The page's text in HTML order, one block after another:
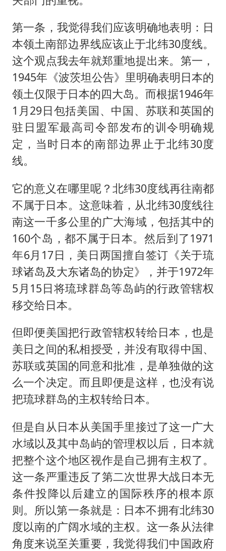
第一条，我觉得我们应该明确地表明：日
本领土南部边界线应该止于北纬30度线。
这个观点我去年就郑重地提出来。第一，
1945年《波茨坦公告》里明确表明日本的
领土仅限于日本的四大岛。而根据1946年
1月29日包括美国、中国、苏联和英国的
驻日盟军最高司令部发布的训令明确规
定，当时日本的南部边界止于北纬30度
线。
它的意义在哪里呢？北纬30度线再往南都
不属于日本。这意味着，从北纬30度线往
南这一千多公里的广大海域，包括其中的
160个岛，都不属于日本。然后到了1971
年6月17日，美日两国擅自签订《关于琉
球诸岛及大东诸岛的协定》，并于1972年
5月15日将琉球群岛等岛屿的行政管辖权
移交给日本。
但即便美国把行政管辖权转给日本，也是
美日之间的私相授受，并没有取得中国、
苏联或英国的同意和批准，是单独做的这
么一个决定。而且即便是这样，也没有说
把琉球群岛的主权转给日本。
但是自从日本从美国手里接过了这一广大
水域以及其中岛屿的管理权以后，日本就
把整个这个地区视作是自己拥有主权了。
这一条严重违反了第二次世界大战日本无
条件投降以后建立的国际秩序的根本原
则。所以第一条就是：日本不拥有北纬30
度以南的广阔水域的主权。这一条从法律
角度来说至关重要，我觉得我们中国政府